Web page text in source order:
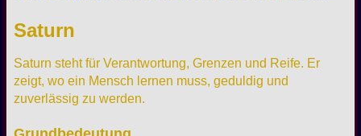
Saturn
Saturn steht für Verantwortung, Grenzen und Reife. Er
zeigt, wo ein Mensch lernen muss, geduldig und
zuverlässig zu werden.